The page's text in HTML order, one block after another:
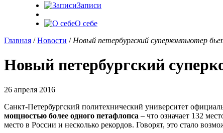
Записи
О себе
Главная /Новости / Новый петербургский суперкомпьютер
Новый петербургский
26 апреля 2016
Санкт-Петербургский политехнический университет
мощностью более одного петафлопса – что означает 132
место в России и несколько рекордов. Говорят, это стало